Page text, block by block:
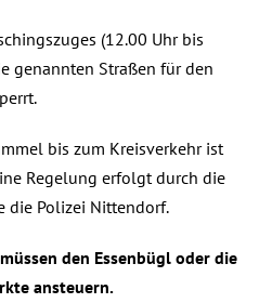
(12.00 Uhr bis
genannten Straßen für den
bis zum Kreisverkehr ist
Regelung erfolgt durch die
die Polizei Nittendorf.
den Essenbügl oder die
ansteuern.